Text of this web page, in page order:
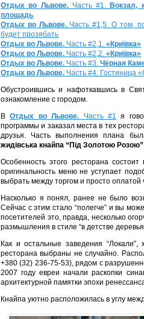
Отдых во Львове.Часть #1.Вокзал,
площадь
Отдых во Львове.Часть #1,5. О том,
будет прозябать
Отдых во Львове. Часть #2,1. «Криївка»
Отдых во Львове. Часть #2,2. «Криївка»
Отдых во Львове. Часть #3. Чёрная
Отдых во Львове. Часть #4. Гостиница
Обустроившись и нафоткавшись в
ознакомление с городом.
ВОтдых во Львове. Часть #1 я
программы и заказал места в тех
друзья. Часть выполнения плана
жидівська кнайпа “Під Золотою Розою”
Особенность этого ресторана состоит
оригинальность меню не уступает
выбрать между торгом и просто оплатой
Насколько я понял, ранее не было
Сейчас с этим стало “полегче” и вы
посетителей это, правда, несколько
размышления в стиле “в детстве
Как и остальные заведения
ресторана выбраны не случайно.
+380 (32) 236-75-53), рядом с
2007 году евреи начали раскопки
архитектурной памятки эпохи
Кнайпа уютно расположилась в углу